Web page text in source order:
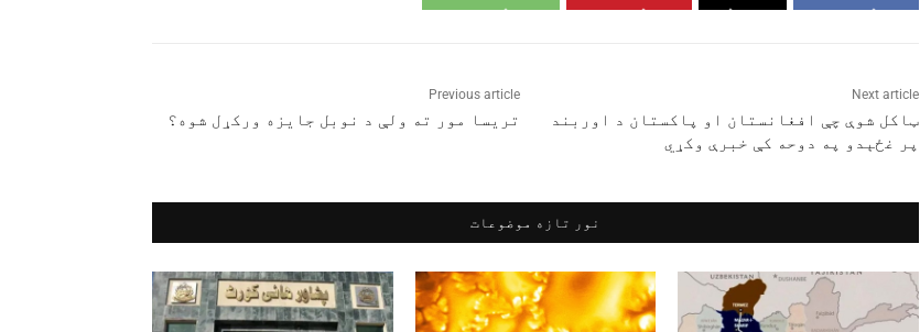
Previous article
تریسا مور ته ولې د نوبل جایزه ورکړل شوه؟
Next article
ټاکل شوې چې افغانستان او پاکستان د اوربند
پر غځېدو په دوحه کې خبرې وکړي
نور تازه موضوعات